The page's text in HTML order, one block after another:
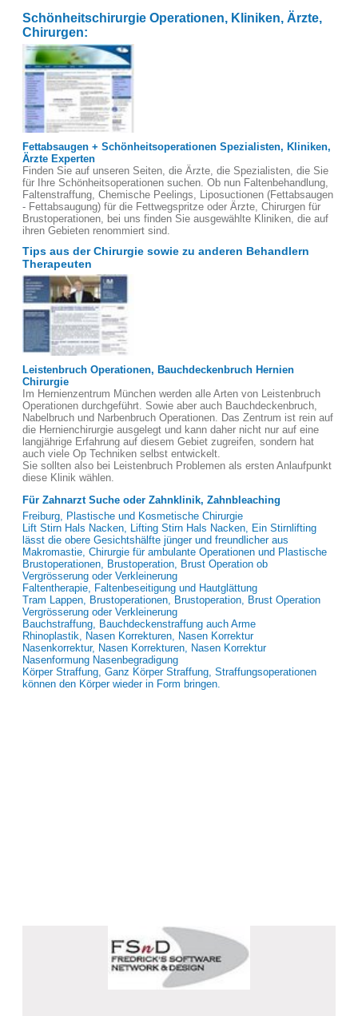
Schönheitschirurgie Operationen, Kliniken, Ärzte,
Chirurgen:
Fettabsaugen + Schönheitsoperationen Spezialisten, Kliniken,
Ärzte Experten
Finden Sie auf unseren Seiten, die Ärzte, die Spezialisten, die Sie
für Ihre Schönheitsoperationen suchen. Ob nun Faltenbehandlung,
Faltenstraffung, Chemische Peelings, Liposuctionen (Fettabsaugen
- Fettabsaugung) für die Fettwegspritze oder Ärzte, Chirurgen für
Brustoperationen, bei uns finden Sie ausgewählte Kliniken, die auf
ihren Gebieten renommiert sind.
Tips aus der Chirurgie sowie zu anderen Behandlern
Therapeuten
Leistenbruch Operationen, Bauchdeckenbruch Hernien
Chirurgie
Im Hernienzentrum München werden alle Arten von Leistenbruch
Operationen durchgeführt. Sowie aber auch Bauchdeckenbruch,
Nabelbruch und Narbenbruch Operationen. Das Zentrum ist rein auf
die Hernienchirurgie ausgelegt und kann daher nicht nur auf eine
langjährige Erfahrung auf diesem Gebiet zugreifen, sondern hat
auch viele Op Techniken selbst entwickelt.
Sie sollten also bei Leistenbruch Problemen als ersten Anlaufpunkt
diese Klinik wählen.
Für Zahnarzt Suche oder Zahnklinik, Zahnbleaching
Freiburg, Plastische und Kosmetische Chirurgie
Lift Stirn Hals Nacken, Lifting Stirn Hals Nacken, Ein Stirnlifting
lässt die obere Gesichtshälfte jünger und freundlicher aus
Makromastie, Chirurgie für ambulante Operationen und Plastische
Brustoperationen, Brustoperation, Brust Operation ob
Vergrösserung oder Verkleinerung
Faltentherapie, Faltenbeseitigung und Hautglättung
Tram Lappen, Brustoperationen, Brustoperation, Brust Operation
Vergrösserung oder Verkleinerung
Bauchstraffung, Bauchdeckenstraffung auch Arme
Rhinoplastik, Nasen Korrekturen, Nasen Korrektur
Nasenkorrektur, Nasen Korrekturen, Nasen Korrektur
Nasenformung Nasenbegradigung
Körper Straffung, Ganz Körper Straffung, Straffungsoperationen
können den Körper wieder in Form bringen.